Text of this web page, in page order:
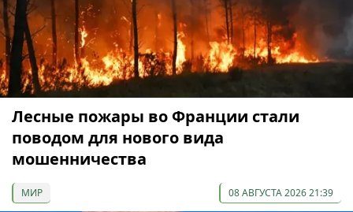
Лесные пожары во Франции стали
поводом для нового вида
мошенничества
МИР 08 АВГУСТА 2026 21:39